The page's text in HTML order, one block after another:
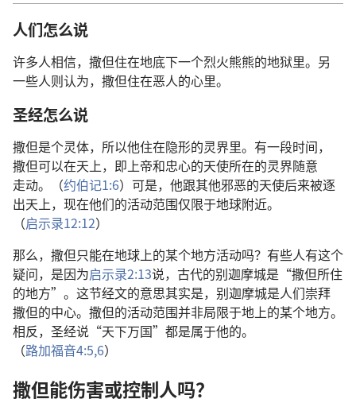
人们怎么说
许多人相信， 撒但住在地底下一个烈火熊熊的地狱里。 另
一些人则认为， 撒但住在恶人的心里。
圣经怎么说
撒但是个灵体， 所以他住在隐形的灵界里。 有一段时间，
撒但可以在天 上， 即 上帝和忠心的天使所在的灵界随意
走动。（约伯记1:6） 可是， 他跟其他邪恶的天使后来被逐
出天 上， 现在他们的活动范围仅限于地球附近。
（启示录12:12）
那么， 撒但只能在地球 上的某个地方活动吗？ 有些人有这个
疑问， 是因为启示录2:13说， 古代的别迦摩城是 “撒但所住
的地方”。 这节经文的意思其实是， 别迦摩城是人们崇拜
撒但的中心。 撒但的活动范围并非局限于地 上的某个地方。
相反， 圣经说 “天下万国” 都是属于他的。
（路加福音4:5,6）
撒但能伤害或控制人吗？